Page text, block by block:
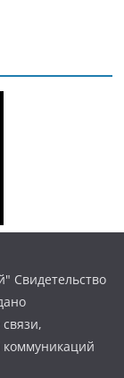
Свидетельство